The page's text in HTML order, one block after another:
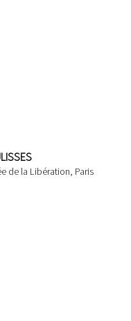
de la Libération, Paris